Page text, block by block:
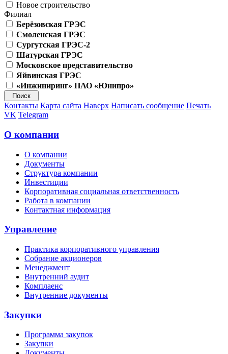
Новое строительство
Филиал
Берёзовская ГРЭС
Смоленская ГРЭС
Сургутская ГРЭС-2
Шатурская ГРЭС
Московское представительство
Яйвинская ГРЭС
«Инжиниринг» ПАО «Юнипро»
Контакты Карта сайта Наверх Написать сообщение Печать
VK Telegram
О компании
О компании
Документы
Структура компании
Инвестиции
Корпоративная социальная ответственность
Работа в компании
Контактная информация
Управление
Практика корпоративного управления
Собрание акционеров
Менеджмент
Внутренний аудит
Комплаенс
Внутренние документы
Закупки
Программа закупок
Закупки